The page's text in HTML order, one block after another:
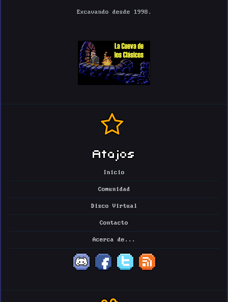
Excavando desde 1998.
Atajos
Inicio
Comunidad
Disco Virtual
Contacto
Acerca de...